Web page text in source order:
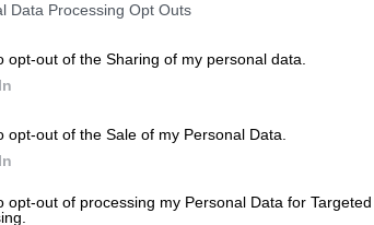
Data Processing Opt Outs
opt-out of the Sharing of my personal data.
opt-out of the Sale of my Personal Data.
opt-out of processing my Personal Data for Targeted
video